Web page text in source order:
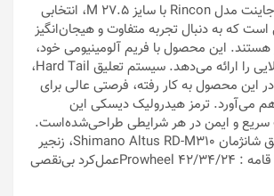
دوچرخه کوهستان جاینت مدل Rincon با سایز ۲۷.۵ M، انتخابی
که به دنبال تجربه متفاوت و هیجان‌انگیز
این محصول با فریم آلومینیومی خود،
سبکی و مقاومت بالایی را ارائه می‌دهد. سیستم تعلیق Hard Tail،
در این محصول به کار رفته، فرصتی عالی برای
می‌آورد. ترمز هیدرولیک دیسکی این
سریع و ایمن در هر شرایطی طراحی‌شده‌است.
این محصول از طریق شانژمان Shimano Altus RD-M310، زنجیر
KMC Z۸.۳ و طبق قامه : Prowheel 42/34/24عمل‌کرد بی‌نقصی